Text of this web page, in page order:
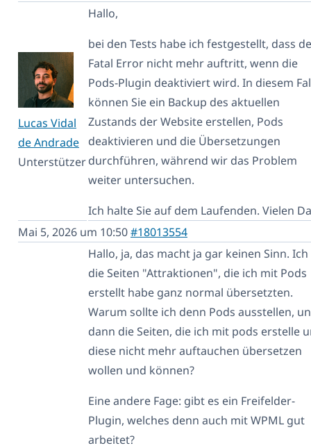
Lucas Vidal
de Andrade
Unterstützer
Hallo,
bei den Tests habe ich festgestellt, dass
Fatal Error nicht mehr auftritt, wenn die
Pods-Plugin deaktiviert wird. In diesem
können Sie ein Backup des aktuellen
Zustands der Website erstellen, Pods
deaktivieren und die Übersetzungen
durchführen, während wir das Problem
weiter untersuchen.
Ich halte Sie auf dem Laufenden. Vielen
Mai 5, 2026 um 10:50#18013554
Hallo, ja, das macht ja gar keinen Sinn.
die Seiten "Attraktionen", die ich mit Pods
erstellt habe ganz normal übersetzten.
Warum sollte ich denn Pods ausstellen,
dann die Seiten, die ich mit pods erstelle
diese nicht mehr auftauchen übersetzen
wollen und können?
Eine andere Fage: gibt es ein Freifelder-
Plugin, welches denn auch mit WPML gut
arbeitet?